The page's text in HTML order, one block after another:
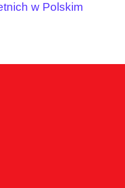
w Polskim